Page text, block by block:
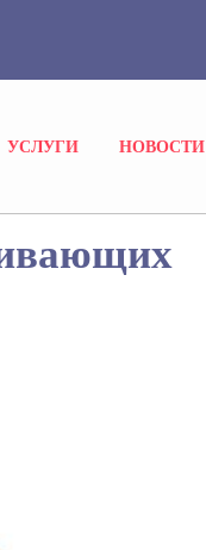
УСЛУГИ НОВОСТИ